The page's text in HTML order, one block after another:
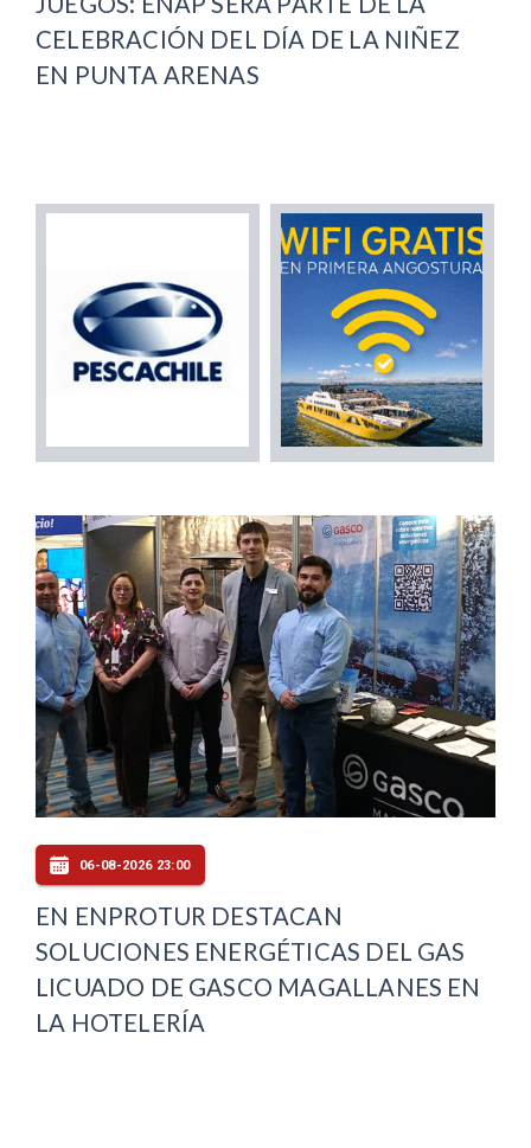
CELEBRACIÓN DEL DÍA DE LA NIÑEZ
EN PUNTA ARENAS
06-08-2026 23:00
EN ENPROTUR DESTACAN
SOLUCIONES ENERGÉTICAS DEL GAS
LICUADO DE GASCO MAGALLANES EN
LA HOTELERÍA